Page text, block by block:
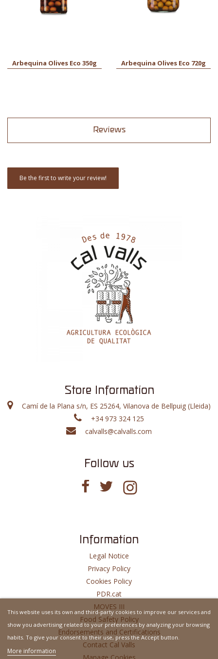
Arbequina Olives Eco 350g Arbequina Olives Eco 720g
Reviews
Be the first to write your review!
Store Information
Camí de la Plana s/n, ES 25264, Vilanova de Bellpuig (Lleida)
+34 973 324 125
calvalls@calvalls.com
Follow us
Information
Legal Notice
Privacy Policy
Cookies Policy
PDR.cat
MOVES III
Food Safety Policy
Endorsements and Certifications
Contact Cal Valls
Manage Cookies
This website uses its own and third-party cookies to improve our services and
show you advertising related to your preferences by analyzing your browsing
habits. To give your consent to their use, press the Accept button.
More information